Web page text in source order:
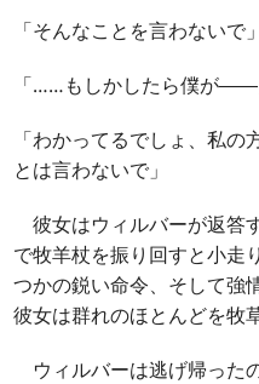
「そんなことを言わないで」
「……もしかしたら僕が――
「わかってるでしょ、私
とは言わないで」
彼女はウィルバーが返答
で牧羊杖を振り回すと小走
つかの鋭い命令、そして強
彼女は群れのほとんどを牧
ウィルバーは逃げ帰った